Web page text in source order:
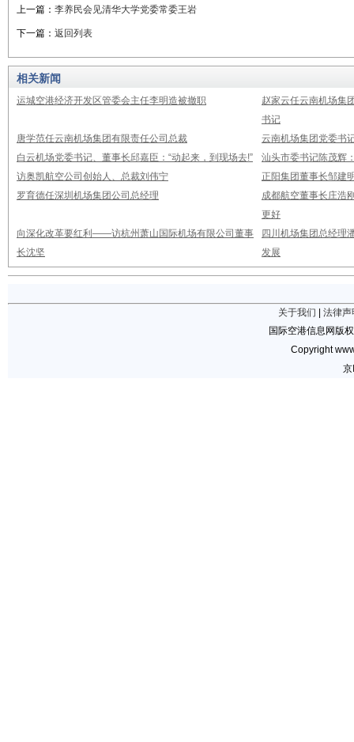
上一篇： 李养民会见清华大学党委常委王岩
下一篇： 返回列表
相关新闻
运城空港经济开发区管委会主任李明造被撤职
赵家云任云南机场集
书记
唐学范任云南机场集团有限责任公司总裁
云南机场集团党委书
白云机场党委书记、董事长邱嘉臣：“动起来，到现场去!”
汕头市委书记陈茂辉
访奥凯航空公司创始人、总裁刘伟宁
正阳集团董事长邹建
罗育德任深圳机场集团公司总经理
成都航空董事长庄浩
更好
向深化改革要红利——访杭州萧山国际机场有限公司董事
长沈坚
四川机场集团总经理
发展
关于我们
法律声
国际空港信息网版
Copyright